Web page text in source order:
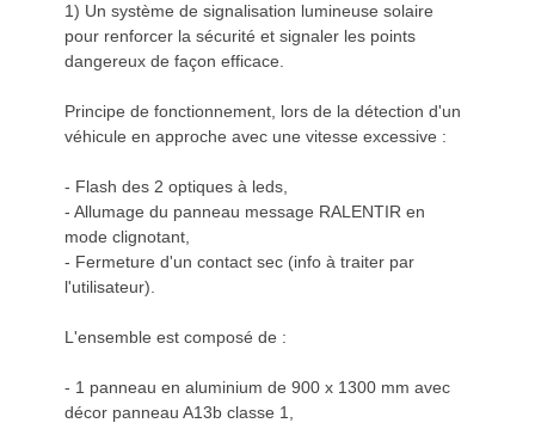
1) Un système de signalisation lumineuse solaire
pour renforcer la sécurité et signaler les points
dangereux de façon efficace.
Principe de fonctionnement, lors de la détection d'un
véhicule en approche avec une vitesse excessive :
- Flash des 2 optiques à leds,
- Allumage du panneau message RALENTIR en
mode clignotant,
- Fermeture d'un contact sec (info à traiter par
l'utilisateur).
L'ensemble est composé de :
- 1 panneau en aluminium de 900 x 1300 mm avec
décor panneau A13b classe 1,